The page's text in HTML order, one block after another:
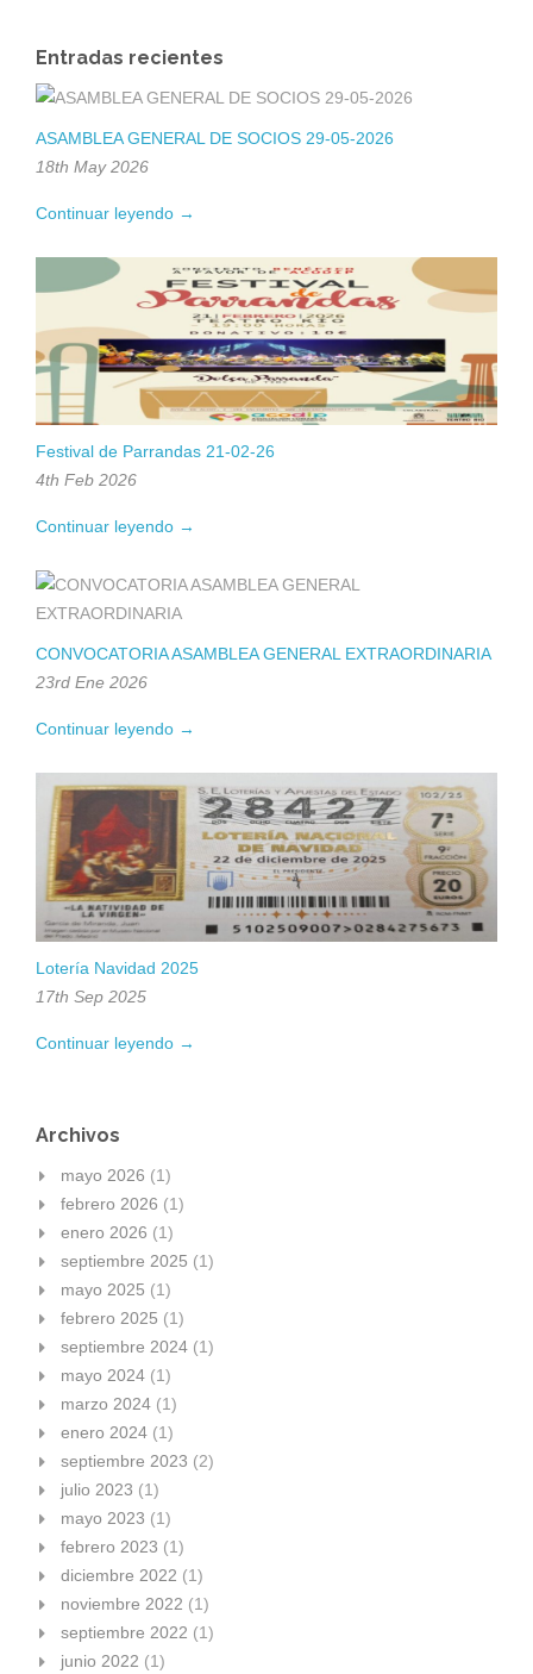
Entradas recientes
ASAMBLEA GENERAL DE SOCIOS 29-05-2026
18th May 2026
Continuar leyendo →
Festival de Parrandas 21-02-26
4th Feb 2026
Continuar leyendo →
CONVOCATORIA ASAMBLEA GENERAL EXTRAORDINARIA
23rd Ene 2026
Continuar leyendo →
Lotería Navidad 2025
17th Sep 2025
Continuar leyendo →
Archivos
mayo 2026 (1)
febrero 2026 (1)
enero 2026 (1)
septiembre 2025 (1)
mayo 2025 (1)
febrero 2025 (1)
septiembre 2024 (1)
mayo 2024 (1)
marzo 2024 (1)
enero 2024 (1)
septiembre 2023 (2)
julio 2023 (1)
mayo 2023 (1)
febrero 2023 (1)
diciembre 2022 (1)
noviembre 2022 (1)
septiembre 2022 (1)
junio 2022 (1)